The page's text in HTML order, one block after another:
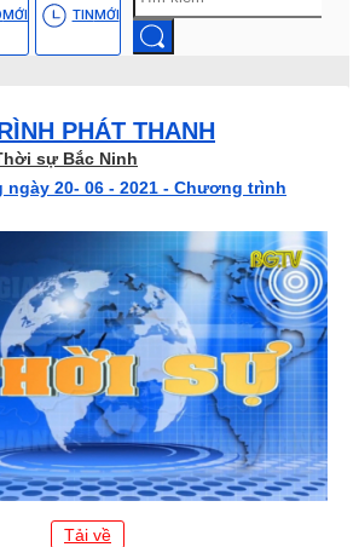
MỚI TINMỚI
PHÁT THANH
sự Bắc Ninh
20- 06 - 2021 - Chương trình
Tải về